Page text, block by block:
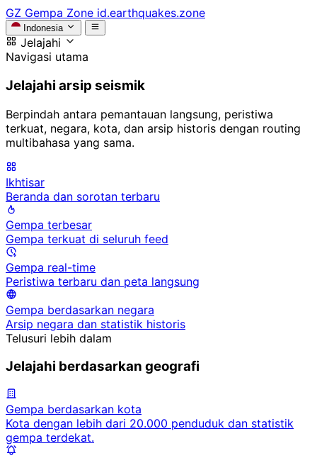
GZ Gempa Zone id.earthquakes.zone
Indonesia
Jelajahi
Navigasi utama
Jelajahi arsip seismik
Berpindah antara pemantauan langsung, peristiwa
terkuat, negara, kota, dan arsip historis dengan routing
multibahasa yang sama.
Ikhtisar
Beranda dan sorotan terbaru
Gempa terbesar
Gempa terkuat di seluruh feed
Gempa real-time
Peristiwa terbaru dan peta langsung
Gempa berdasarkan negara
Arsip negara dan statistik historis
Telusuri lebih dalam
Jelajahi berdasarkan geografi
Gempa berdasarkan kota
Kota dengan lebih dari 20.000 penduduk dan statistik
gempa terdekat.